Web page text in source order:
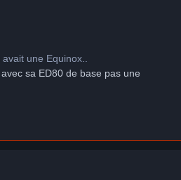
une Equinox..
sa ED80 de base pas une